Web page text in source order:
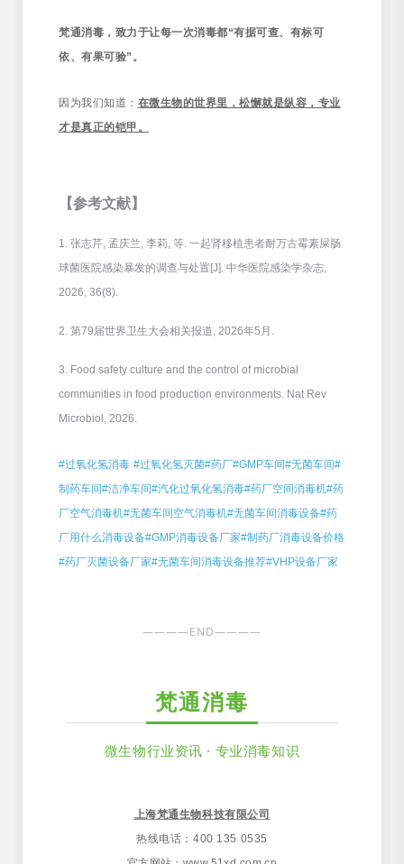
梵通消毒，致力于让每一次消毒都“有据可查、有标可
依、有果可验”。
因为我们知道： 在微生物的世界里，松懈就是纵容，专业
才是真正的铠甲。
【参考文献】
1. 张志芹, 孟庆兰, 李莉, 等. 一起肾移植患者耐万古霉素屎肠
球菌医院感染暴发的调查与处置[J]. 中华医院感染学杂志,
2026, 36(8).
2. 第79届世界卫生大会相关报道, 2026年5月.
3. Food safety culture and the control of microbial
communities in food production environments. Nat Rev
Microbiol, 2026.
#过氧化氢消毒 #过氧化氢灭菌#药厂#GMP车间#无菌车间#
制药车间#洁净车间#汽化过氧化氢消毒#药厂空间消毒机#药
厂空气消毒机#无菌车间空气消毒机#无菌车间消毒设备#药
厂用什么消毒设备#GMP消毒设备厂家#制药厂消毒设备价格
#药厂灭菌设备厂家#无菌车间消毒设备推荐#VHP设备厂家
————END————
梵通消毒
微生物行业资讯 · 专业消毒知识
上海梵通生物科技有限公司
热线电话：400 135 0535